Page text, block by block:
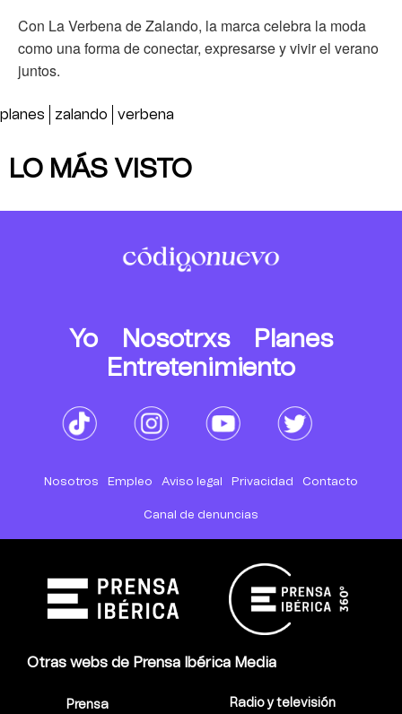
Con La Verbena de Zalando, la marca celebra la moda
como una forma de conectar, expresarse y vivir el verano
juntos.
planes zalando verbena
LO MÁS VISTO
Yo Nosotrxs
Planes
Entretenimiento
Nosotros Empleo Aviso legal Privacidad Contacto
Canal de denuncias
Otras webs de Prensa Ibérica Media
Prensa Radio y televisión